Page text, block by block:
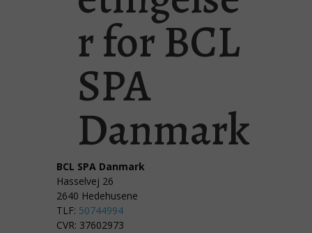
r for BCL
SPA
Danmark
BCL SPA Danmark
Hasselvej 26
2640 Hedehusene
TLF: 50744994
CVR: 37602973